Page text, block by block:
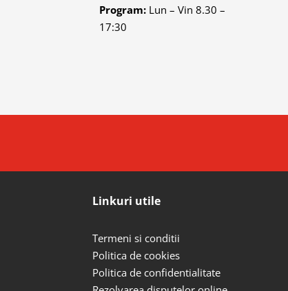
Program: Lun – Vin 8.30 –
17:30
Linkuri utile
Termeni si conditii
Politica de cookies
Politica de confidentialitate